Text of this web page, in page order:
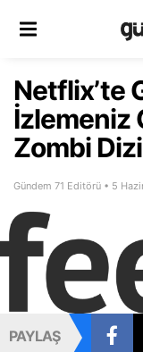
Netflix’te
İzlemeniz
Zombi
Gündem 71 Editörü • 5
PAYLAŞ